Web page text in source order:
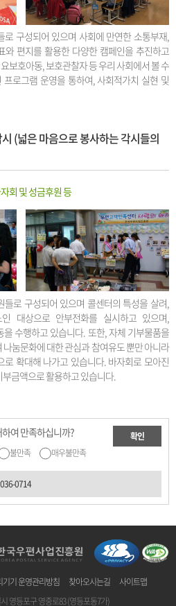
구성되어 있으며 사회에 만연한 소통부재,
와 편지를 활용한 다양한 캠페인을 추진하고
보호아동, 보호관찰자 등 우리 사회에서 볼 수
로그램 운영을 통하여, 사회적가치 실현 및
(넓은 마음으로 봉사하는 각시들의
회 및 성금후원 등
로 구성되어 있으며 콜센터의 특성을 살려,
대상으로 안부전화를 실시하고 있으며,
수행하고 있습니다. 또한, 자체 기부물품을
눔문화에 대한 관심과 참여유도 뿐만 아니라
확대해 나가고 있습니다. 바자회로 모아진
금액으로 활용하고 있습니다.
여 만족하십니까?
불만족 매우불만족
확인
0714
기 운영관리방침 찾아오시는길
사이트맵
영등포구 영중로83 (영등포동7가)